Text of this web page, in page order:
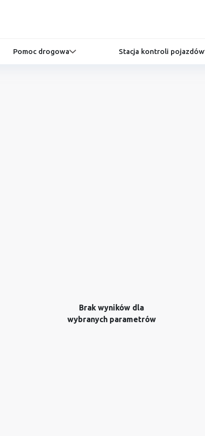
Pomoc drogowa Stacja kontroli pojazdów
Brak wyników dla
wybranych parametrów